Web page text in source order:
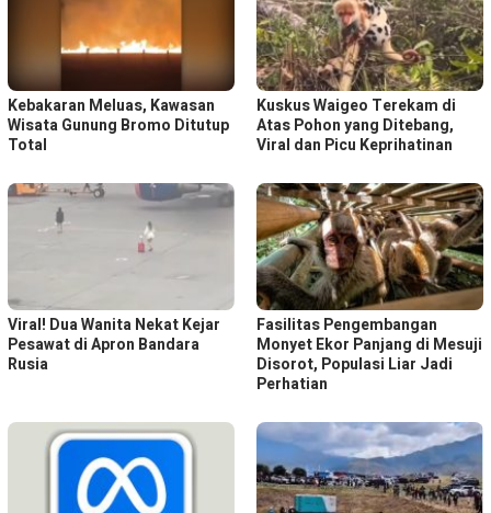
Kebakaran Meluas, Kawasan
Wisata Gunung Bromo Ditutup
Total
Kuskus Waigeo Terekam di
Atas Pohon yang Ditebang,
Viral dan Picu Keprihatinan
Viral! Dua Wanita Nekat Kejar
Pesawat di Apron Bandara
Rusia
Fasilitas Pengembangan
Monyet Ekor Panjang di Mesuji
Disorot, Populasi Liar Jadi
Perhatian